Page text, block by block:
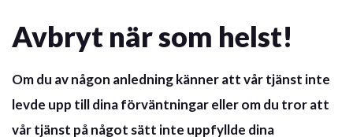
Avbryt när som helst!
Om du av någon anledning känner att vår tjänst inte
levde upp till dina förväntningar eller om du tror att
vår tjänst på något sätt inte uppfyllde dina